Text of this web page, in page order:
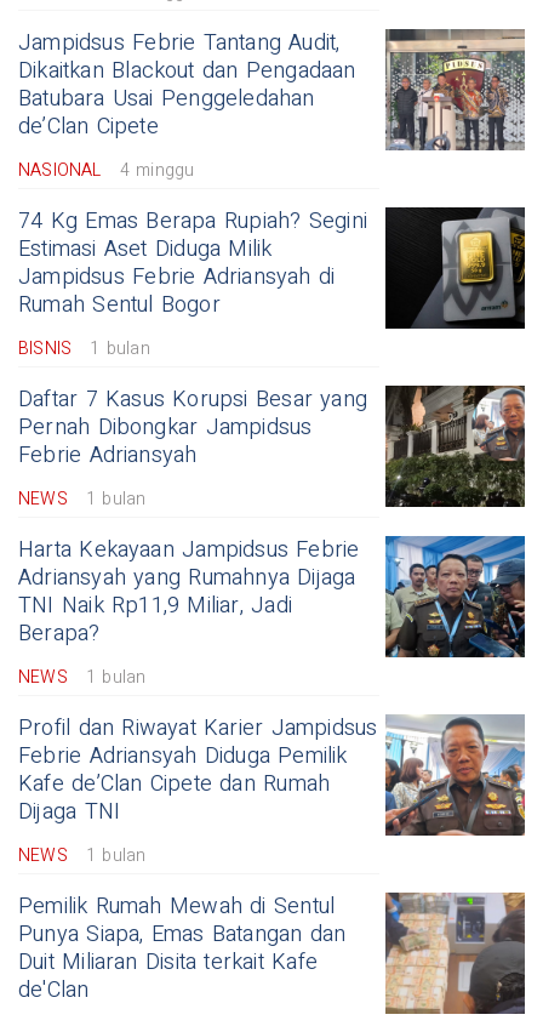
Jampidsus Febrie Tantang Audit,
Dikaitkan Blackout dan Pengadaan
Batubara Usai Penggeledahan
de’Clan Cipete
NASIONAL 4 minggu
74 Kg Emas Berapa Rupiah? Segini
Estimasi Aset Diduga Milik
Jampidsus Febrie Adriansyah di
Rumah Sentul Bogor
BISNIS 1 bulan
Daftar 7 Kasus Korupsi Besar yang
Pernah Dibongkar Jampidsus
Febrie Adriansyah
NEWS 1 bulan
Harta Kekayaan Jampidsus Febrie
Adriansyah yang Rumahnya Dijaga
TNI Naik Rp11,9 Miliar, Jadi
Berapa?
NEWS 1 bulan
Profil dan Riwayat Karier Jampidsus
Febrie Adriansyah Diduga Pemilik
Kafe de’Clan Cipete dan Rumah
Dijaga TNI
NEWS 1 bulan
Pemilik Rumah Mewah di Sentul
Punya Siapa, Emas Batangan dan
Duit Miliaran Disita terkait Kafe
de'Clan